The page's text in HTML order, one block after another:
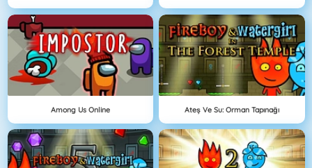
Among Us Online Ateş Ve Su: Orman Tapınağı